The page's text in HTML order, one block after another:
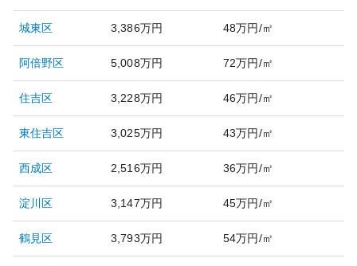
城東区 3,386万円 48万円/㎡
阿倍野区 5,008万円 72万円/㎡
住吉区 3,228万円 46万円/㎡
東住吉区 3,025万円 43万円/㎡
西成区 2,516万円 36万円/㎡
淀川区 3,147万円 45万円/㎡
鶴見区 3,793万円 54万円/㎡